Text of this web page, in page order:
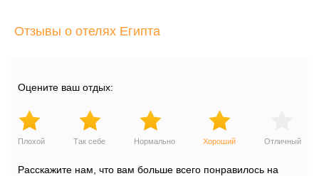
Отправьте свой номер телефона
Отзывы о отелях Египта
Оцените ваш отдых:
Плохой Так себе Нормально Хороший Отличный
Расскажите нам, что вам больше всего понравилось на